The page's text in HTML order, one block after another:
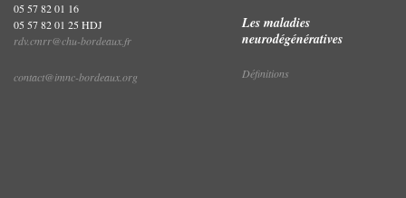
05 57 82 01 16
05 57 82 01 25 HDJ
rdv.cmrr@chu-bordeaux.fr
contact@imnc-bordeaux.org
Les maladies
neurodégénératives
Définitions